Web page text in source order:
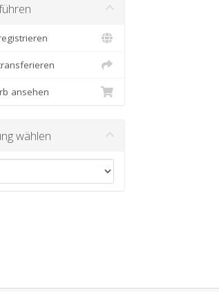
ansehen
wählen